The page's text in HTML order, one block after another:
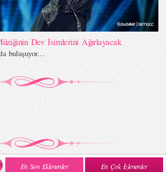
Dev İsimlerini Ağırlayacak
buluşuyor…
En Son Eklenenler En Çok İzlenenler